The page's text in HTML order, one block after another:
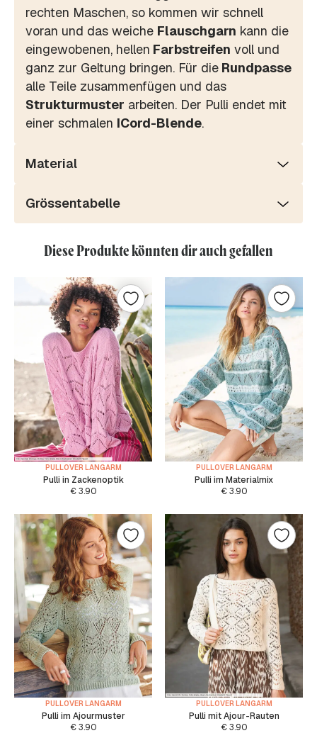
rechten Maschen, so kommen wir schnell
voran und das weiche Flauschgarn kann die
eingewobenen, hellen Farbstreifen voll und
ganz zur Geltung bringen. Für die Rundpasse
alle Teile zusammenfügen und das
Strukturmuster arbeiten. Der Pulli endet mit
einer schmalen ICord-Blende.
Material
Grössentabelle
Diese Produkte könnten dir auch gefallen
PULLOVER LANGARM
Pulli in Zackenoptik
€3.90
PULLOVER LANGARM
Pulli im Materialmix
€3.90
PULLOVER LANGARM
Pulli im Ajourmuster
€3.90
PULLOVER LANGARM
Pulli mit Ajour-Rauten
€3.90